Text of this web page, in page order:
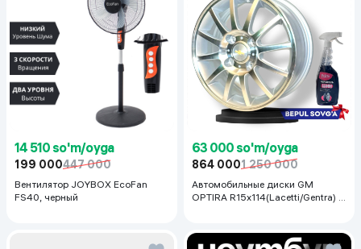
14 510 so'm/oyga
199 000447 000
Вентилятор JOYBOX EcoFan
FS40, черный
63 000 so'm/oyga
864 0001 250 000
Автомобильные диски GM
OPTIRA R15x114(Lacetti/Gentra) 1